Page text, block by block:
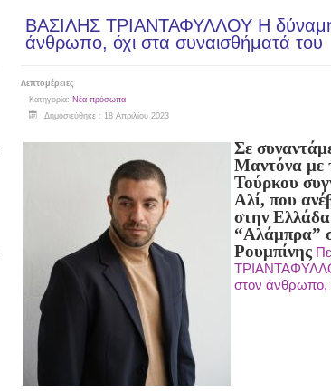
ΒΑΣΙΛΗΣ ΤΡΙΑΝΤΑΦΥΛΛΟΥ Η δύναμη
άνθρωπο, όχι στα συναισθήματά του
Λεπτομέρειες
Κατηγορία: Νέα πρόσωπα
Δημοσιεύθηκε : 18 Απριλίου 2023
Σε
Μαντόνα με
Τούρκου
Αλί, που
στην
“Αλάμπρα”
Ρουμπίνης
στον άνθρωπο,